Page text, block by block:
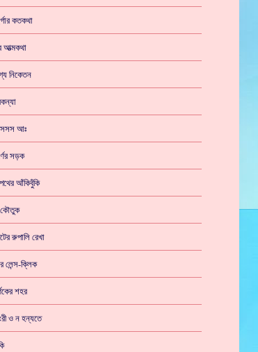
কতকথা
আত্মকথা
নিকেতন
আঃ
সড়ক
আঁকিবুঁকি
কৌতুক
রুপালি রেখা
লেন্স-ক্লিক
শহর
ও ন হন্যতে